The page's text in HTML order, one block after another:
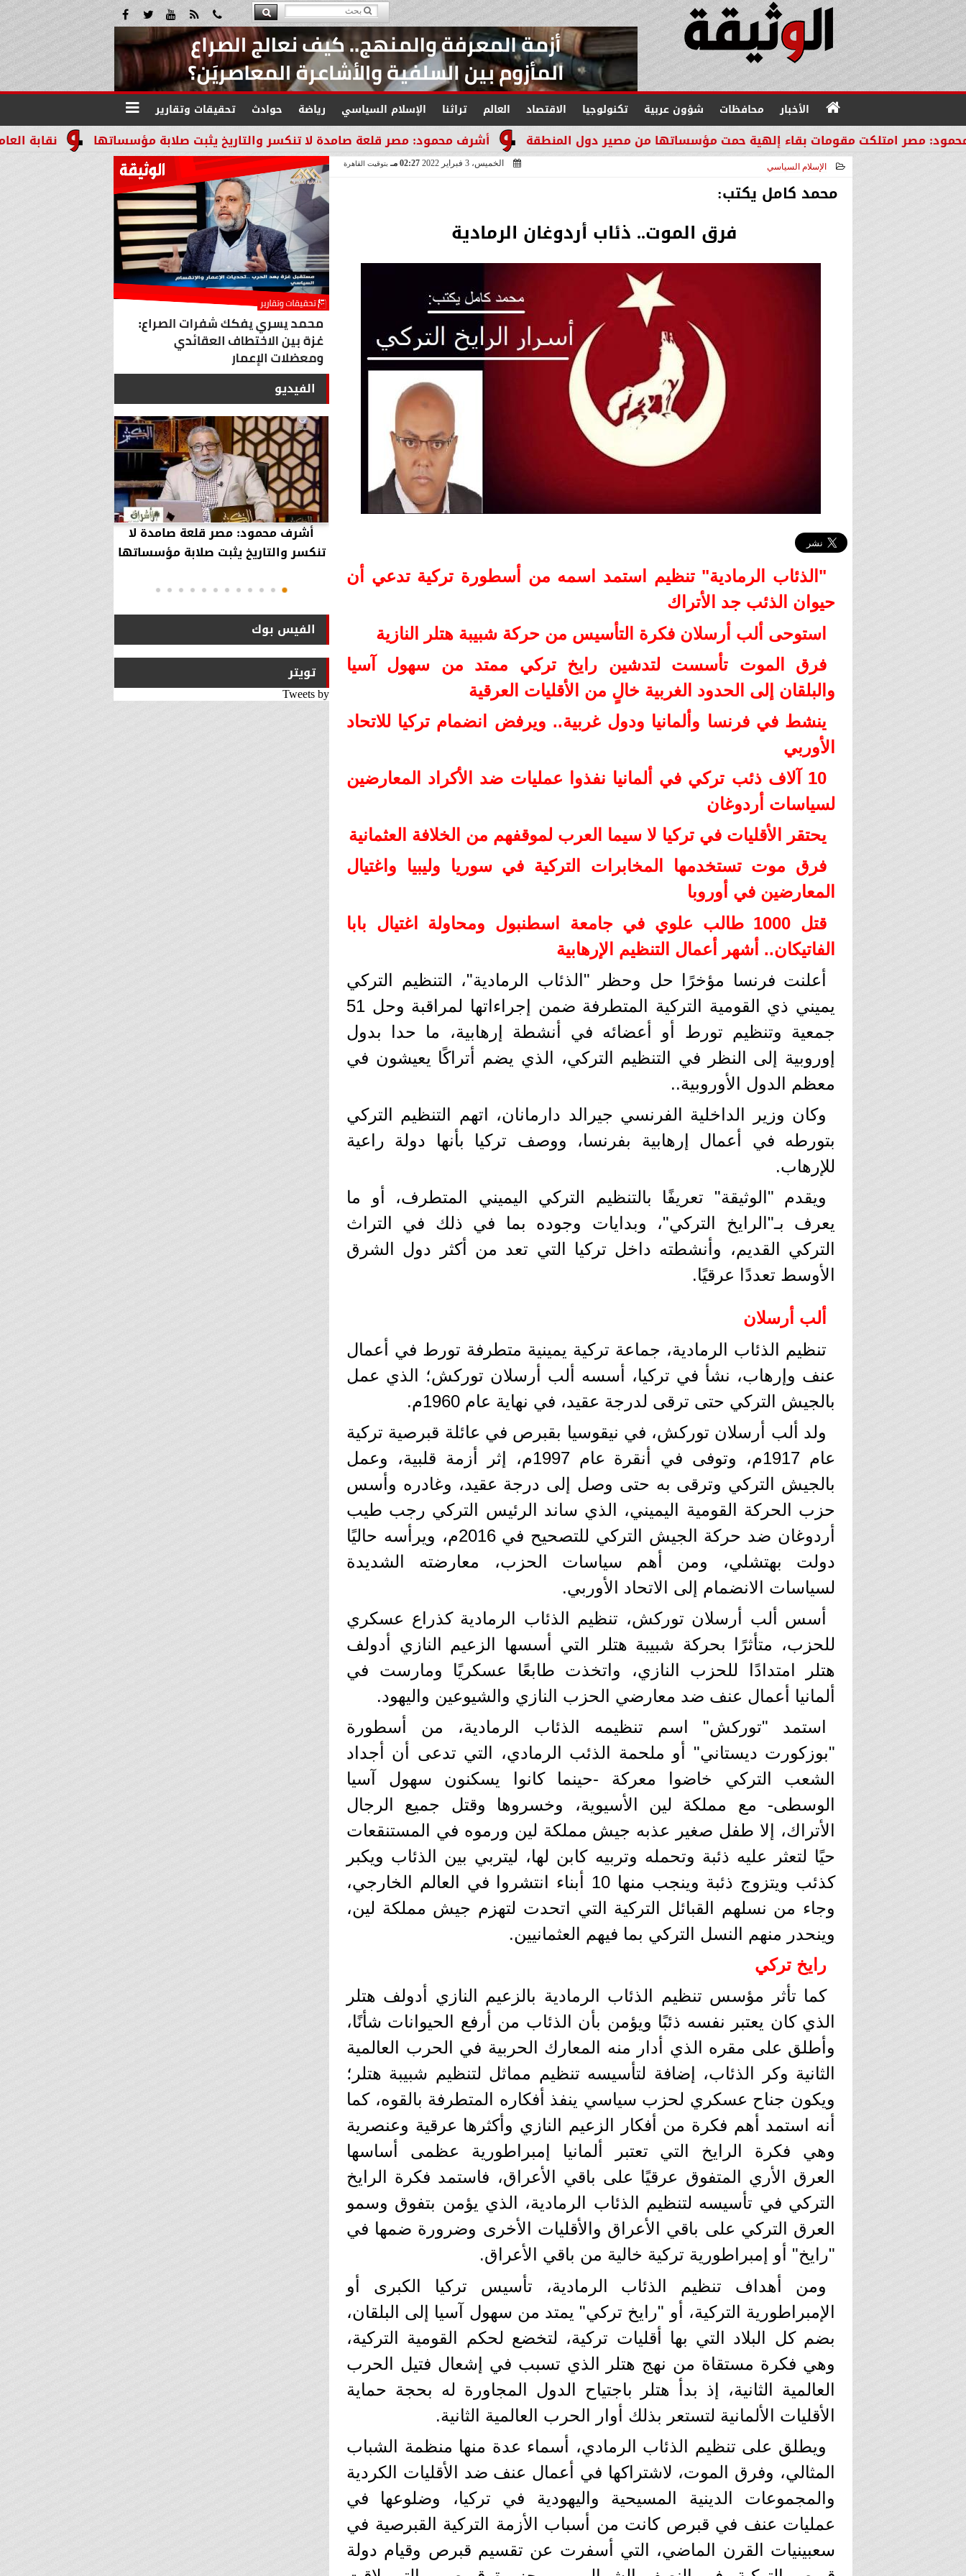
الأخبار محافظات شؤون عربية تكنولوجيا الاقتصاد العالم تراثنا الإسلام السياسي رياضة حوادث تحقيقات وتقارير
نقابة العاملين أشرف محمود: مصر قلعة صامدة لا تنكسر والتاريخ يثبت صلابة مؤسساتها مقومات بقاء إلهية حمت مؤسساتها من مصير دول المنطقة
الإسلام السياسي الخميس، 3 فبراير 2022 02:27 مـ بتوقيت القاهرة
محمد كامل يكتب:
فرق الموت.. ذئاب أردوغان الرمادية
"الذئاب الرمادية" تنظيم استمد اسمه من أسطورة تركية تدعي أن
حيوان الذئب جد الأتراك
استوحى ألب أرسلان فكرة التأسيس من حركة شبيبة هتلر النازية
فرق الموت تأسست لتدشين رايخ تركي ممتد من سهول آسيا
والبلقان إلى الحدود الغربية خالٍ من الأقليات العرقية
ينشط في فرنسا وألمانيا ودول غربية.. ويرفض انضمام تركيا للاتحاد
الأوربي
10 آلاف ذئب تركي في ألمانيا نفذوا عمليات ضد الأكراد المعارضين
لسياسات أردوغان
يحتقر الأقليات في تركيا لا سيما العرب لموقفهم من الخلافة العثمانية
فرق موت تستخدمها المخابرات التركية في سوريا وليبيا واغتيال
المعارضين في أوروبا
قتل 1000 طالب علوي في جامعة اسطنبول ومحاولة اغتيال بابا
الفاتيكان.. أشهر أعمال التنظيم الإرهابية
أعلنت فرنسا مؤخرًا حل وحظر "الذئاب الرمادية"، التنظيم التركي
يميني ذي القومية التركية المتطرفة ضمن إجراءاتها لمراقبة وحل 51
جمعية وتنظيم تورط أو أعضائه في أنشطة إرهابية، ما حدا بدول
إوروبية إلى النظر في التنظيم التركي، الذي يضم أتراكًا يعيشون في
معظم الدول الأوروبية..
وكان وزير الداخلية الفرنسي جيرالد دارمانان، اتهم التنظيم التركي
بتورطه في أعمال إرهابية بفرنسا، ووصف تركيا بأنها دولة راعية
للإرهاب.
ويقدم "الوثيقة" تعريفًا بالتنظيم التركي اليميني المتطرف، أو ما
يعرف بـ"الرايخ التركي"، وبدايات وجوده بما في ذلك في التراث
التركي القديم، وأنشطته داخل تركيا التي تعد من أكثر دول الشرق
الأوسط تعددًا عرقيًا.
ألب أرسلان
تنظيم الذئاب الرمادية، جماعة تركية يمينية متطرفة تورط في أعمال
عنف وإرهاب، نشأ في تركيا، أسسه ألب أرسلان توركش؛ الذي عمل
بالجيش التركي حتى ترقى لدرجة عقيد، في نهاية عام 1960م.
ولد ألب أرسلان توركش، في نيقوسيا بقبرص في عائلة قبرصية تركية
عام 1917م، وتوفى في أنقرة عام 1997م، إثر أزمة قلبية، وعمل
بالجيش التركي وترقى به حتى وصل إلى درجة عقيد، وغادره وأسس
حزب الحركة القومية اليميني، الذي ساند الرئيس التركي رجب طيب
أردوغان ضد حركة الجيش التركي للتصحيح في 2016م، ويرأسه حاليًا
دولت بهتشلي، ومن أهم سياسات الحزب، معارضته الشديدة
لسياسات الانضمام إلى الاتحاد الأوربي.
أسس ألب أرسلان توركش، تنظيم الذئاب الرمادية كذراع عسكري
للحزب، متأثرًا بحركة شبيبة هتلر التي أسسها الزعيم النازي أدولف
هتلر امتدادًا للحزب النازي، واتخذت طابعًا عسكريًا ومارست في
ألمانيا أعمال عنف ضد معارضي الحزب النازي والشيوعين واليهود.
استمد "توركش" اسم تنظيمه الذئاب الرمادية، من أسطورة
"بوزكورت ديستاني" أو ملحمة الذئب الرمادي، التي تدعى أن أجداد
الشعب التركي خاضوا معركة -حينما كانوا يسكنون سهول آسيا
الوسطى- مع مملكة لين الأسيوية، وخسروها وقتل جميع الرجال
الأتراك، إلا طفل صغير عذبه جيش مملكة لين ورموه في المستنقعات
حيًا لتعثر عليه ذئبة وتحمله وتربيه كابن لها، ليتربي بين الذئاب ويكبر
كذئب ويتزوج ذئبة وينجب منها 10 أبناء انتشروا في العالم الخارجي،
وجاء من نسلهم القبائل التركية التي اتحدت لتهزم جيش مملكة لين،
وينحدر منهم النسل التركي بما فيهم العثمانيين.
رايخ تركي
كما تأثر مؤسس تنظيم الذئاب الرمادية بالزعيم النازي أدولف هتلر
الذي كان يعتبر نفسه ذئبًا ويؤمن بأن الذئاب من أرفع الحيوانات شأنًا،
وأطلق على مقره الذي أدار منه المعارك الحربية في الحرب العالمية
الثانية وكر الذئاب، إضافة لتأسيسه تنظيم مماثل لتنظيم شبيبة هتلر؛
ويكون جناح عسكري لحزب سياسي ينفذ أفكاره المتطرفة بالقوه، كما
أنه استمد أهم فكرة من أفكار الزعيم النازي وأكثرها عرقية وعنصرية
وهي فكرة الرايخ التي تعتبر ألمانيا إمبراطورية عظمى أساسها
العرق الأري المتفوق عرقيًا على باقي الأعراق، فاستمد فكرة الرايخ
التركي في تأسيسه لتنظيم الذئاب الرمادية، الذي يؤمن بتفوق وسمو
العرق التركي على باقي الأعراق والأقليات الأخرى وضرورة ضمها في
"رايخ" أو إمبراطورية تركية خالية من باقي الأعراق.
ومن أهداف تنظيم الذئاب الرمادية، تأسيس تركيا الكبرى أو
الإمبراطورية التركية، أو "رايخ تركي" يمتد من سهول آسيا إلى البلقان،
بضم كل البلاد التي بها أقليات تركية، لتخضع لحكم القومية التركية،
وهي فكرة مستقاة من نهج هتلر الذي تسبب في إشعال فتيل الحرب
العالمية الثانية، إذ بدأ هتلر باجتياح الدول المجاورة له بحجة حماية
الأقليات الألمانية لتستعر بذلك أوار الحرب العالمية الثانية.
ويطلق على تنظيم الذئاب الرمادي، أسماء عدة منها منظمة الشباب
المثالي، وفرق الموت، لاشتراكها في أعمال عنف ضد الأقليات الكردية
والمجموعات الدينية المسيحية واليهودية في تركيا، وضلوعها في
عمليات عنف في قبرص كانت من أسباب الأزمة التركية القبرصية في
سعبينيات القرن الماضي، التي أسفرت عن تقسيم قبرص وقيام دولة
الفيديو
وروسيا...
أشرف محمود: مصر قلعة صامدة لا
تنكسر والتاريخ يثبت صلابة مؤسساتها
الفيس بوك
تويتر
Tweets by